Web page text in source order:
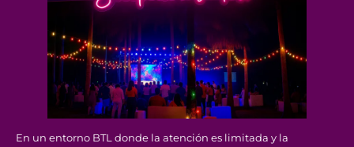
En un entorno BTL donde la atención es limitada y la